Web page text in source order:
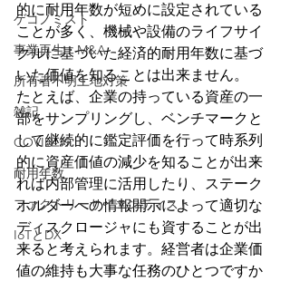
ゲコノミスト
事業再生・M&A
所有者不明土地対策
雑記
COVID-19
耐用年数
ファクトリーサイエンティスト
IoTとDX
的に耐用年数が短めに設定されている
ことが多く、機械や設備のライフサイ
クルに基づいた経済的耐用年数に基づ
いた価値を知ることは出来ません。
たとえば、企業の持っている資産の一
部をサンプリングし、ベンチマークと
して継続的に鑑定評価を行って時系列
的に資産価値の減少を知ることが出来
れば内部管理に活用したり、ステーク
ホルダーへの情報開示によって適切な
ディスクロージャにも資することが出
来ると考えられます。経営者は企業価
値の維持も大事な任務のひとつですか